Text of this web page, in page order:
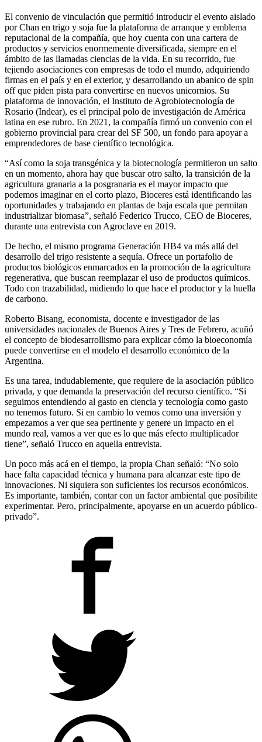
El convenio de vinculación que permitió introducir el evento aislado
por Chan en trigo y soja fue la plataforma de arranque y emblema
reputacional de la compañía, que hoy cuenta con una cartera de
productos y servicios enormemente diversificada, siempre en el
ámbito de las llamadas ciencias de la vida. En su recorrido, fue
tejiendo asociaciones con empresas de todo el mundo, adquiriendo
firmas en el país y en el exterior, y desarrollando un abanico de spin
off que piden pista para convertirse en nuevos unicornios. Su
plataforma de innovación, el Instituto de Agrobiotecnología de
Rosario (Indear), es el principal polo de investigación de América
latina en ese rubro. En 2021, la compañía firmó un convenio con el
gobierno provincial para crear del SF 500, un fondo para apoyar a
emprendedores de base científico tecnológica.
“Así como la soja transgénica y la biotecnología permitieron un salto
en un momento, ahora hay que buscar otro salto, la transición de la
agricultura granaria a la posgranaria es el mayor impacto que
podemos imaginar en el corto plazo, Bioceres está identificando las
oportunidades y trabajando en plantas de baja escala que permitan
industrializar biomasa”, señaló Federico Trucco, CEO de Bioceres,
durante una entrevista con Agroclave en 2019.
De hecho, el mismo programa Generación HB4 va más allá del
desarrollo del trigo resistente a sequía. Ofrece un portafolio de
productos biológicos enmarcados en la promoción de la agricultura
regenerativa, que buscan reemplazar el uso de productos químicos.
Todo con trazabilidad, midiendo lo que hace el productor y la huella
de carbono.
Roberto Bisang, economista, docente e investigador de las
universidades nacionales de Buenos Aires y Tres de Febrero, acuñó
el concepto de biodesarrollismo para explicar cómo la bioeconomía
puede convertirse en el modelo el desarrollo económico de la
Argentina.
Es una tarea, indudablemente, que requiere de la asociación público
privada, y que demanda la preservación del recurso científico. “Si
seguimos entendiendo al gasto en ciencia y tecnología como gasto
no tenemos futuro. Si en cambio lo vemos como una inversión y
empezamos a ver que sea pertinente y genere un impacto en el
mundo real, vamos a ver que es lo que más efecto multiplicador
tiene”, señaló Trucco en aquella entrevista.
Un poco más acá en el tiempo, la propia Chan señaló: “No solo
hace falta capacidad técnica y humana para alcanzar este tipo de
innovaciones. Ni siquiera son suficientes los recursos económicos.
Es importante, también, contar con un factor ambiental que posibilite
experimentar. Pero, principalmente, apoyarse en un acuerdo público-
privado”.